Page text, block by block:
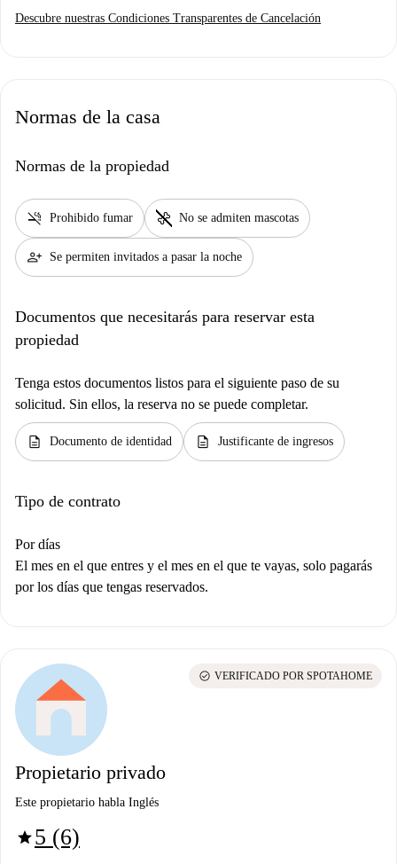
Descubre nuestras Condiciones Transparentes de Cancelación
Normas de la casa
Normas de la propiedad
smoke_free Prohibido fumar pet_supplies No se admiten mascotas
person_add Se permiten invitados a pasar la noche
Documentos que necesitarás para reservar esta
propiedad
Tenga estos documentos listos para el siguiente paso de su
solicitud. Sin ellos, la reserva no se puede completar.
description Documento de identidad description Justificante de ingresos
Tipo de contrato
Por días
El mes en el que entres y el mes en el que te vayas, solo pagarás
por los días que tengas reservados.
Propietario privado
Este propietario habla Inglés
star5 (6)
check_circle VERIFICADO POR SPOTAHOME